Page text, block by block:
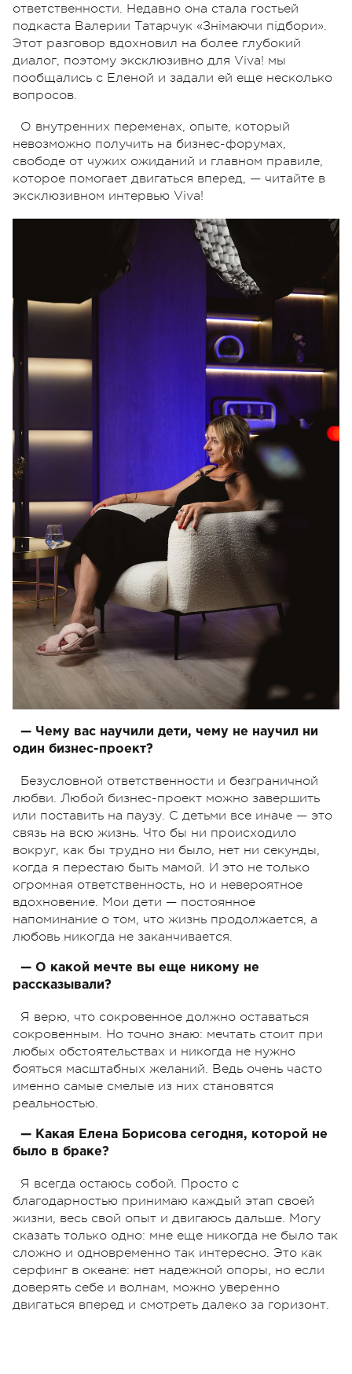
ответственности. Недавно она стала гостьей
подкаста Валерии Татарчук «Знімаючи підбори».
Этот разговор вдохновил на более глубокий
диалог, поэтому эксклюзивно для Viva! мы
пообщались с Еленой и задали ей еще несколько
вопросов.
О внутренних переменах, опыте, который
невозможно получить на бизнес-форумах,
свободе от чужих ожиданий и главном правиле,
которое помогает двигаться вперед, — читайте в
эксклюзивном интервью Viva!
— Чему вас научили дети, чему не научил ни
один бизнес-проект?
Безусловной ответственности и безграничной
любви. Любой бизнес-проект можно завершить
или поставить на паузу. С детьми все иначе — это
связь на всю жизнь. Что бы ни происходило
вокруг, как бы трудно ни было, нет ни секунды,
когда я перестаю быть мамой. И это не только
огромная ответственность, но и невероятное
вдохновение. Мои дети — постоянное
напоминание о том, что жизнь продолжается, а
любовь никогда не заканчивается.
— О какой мечте вы еще никому не
рассказывали?
Я верю, что сокровенное должно оставаться
сокровенным. Но точно знаю: мечтать стоит при
любых обстоятельствах и никогда не нужно
бояться масштабных желаний. Ведь очень часто
именно самые смелые из них становятся
реальностью.
— Какая Елена Борисова сегодня, которой не
было в браке?
Я всегда остаюсь собой. Просто с
благодарностью принимаю каждый этап своей
жизни, весь свой опыт и двигаюсь дальше. Могу
сказать только одно: мне еще никогда не было так
сложно и одновременно так интересно. Это как
серфинг в океане: нет надежной опоры, но если
доверять себе и волнам, можно уверенно
двигаться вперед и смотреть далеко за горизонт.